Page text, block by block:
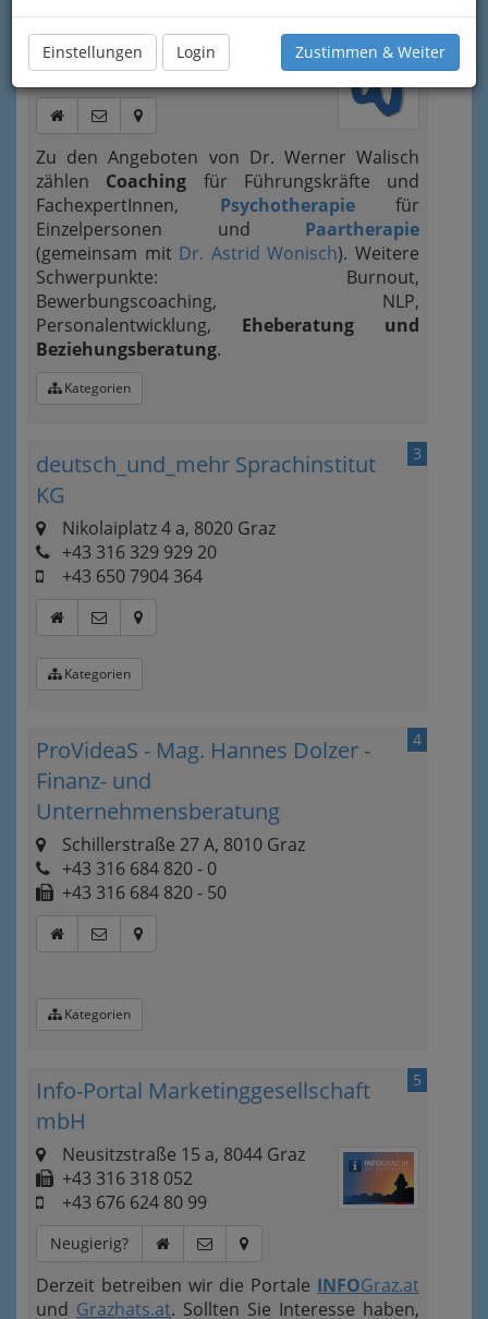
Einstellungen Login Zustimmen & Weiter
Dr. Werner Walisch
Burggasse 6, 8010 Graz
+43 676 382 68 85
Zu den Angeboten von Dr. Werner Walisch
zählen Coaching für Führungskräfte und
FachexpertInnen, Psychotherapiefür
Einzelpersonen und Paartherapie
(gemeinsam mit Dr. Astrid Wonisch). Weitere
Schwerpunkte: Burnout,
Bewerbungscoaching, NLP,
Personalentwicklung, Eheberatung und
Beziehungsberatung.
Kategorien
3
deutsch_und_mehr Sprachinstitut
KG
Nikolaiplatz 4 a, 8020 Graz
+43 316 329 929 20
+43 650 7904 364
Kategorien
4
ProVideaS - Mag. Hannes Dolzer -
Finanz- und
Unternehmensberatung
Schillerstraße 27 A, 8010 Graz
+43 316 684 820 - 0
+43 316 684 820 - 50
Kategorien
5
Info-Portal Marketinggesellschaft
mbH
Neusitzstraße 15 a, 8044 Graz
+43 316 318 052
+43 676 624 80 99
Neugierig?
Derzeit betreiben wir die Portale INFOGraz.at
und Grazhats.at. Sollten Sie Interesse haben,